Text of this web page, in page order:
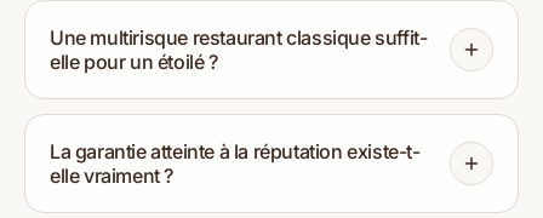
Une multirisque restaurant classique suffit-
elle pour un étoilé ?
La garantie atteinte à la réputation existe-t-
elle vraiment ?